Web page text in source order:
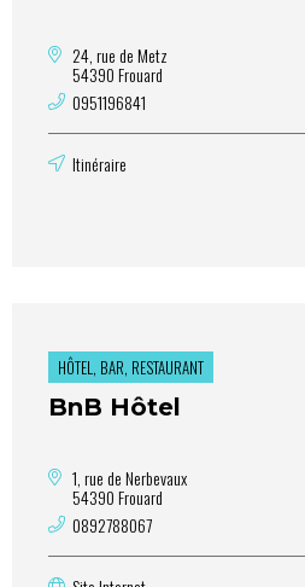
24, rue de Metz
54390 Frouard
0951196841
Itinéraire
HÔTEL, BAR, RESTAURANT
BnB Hôtel
1, rue de Nerbevaux
54390 Frouard
0892788067